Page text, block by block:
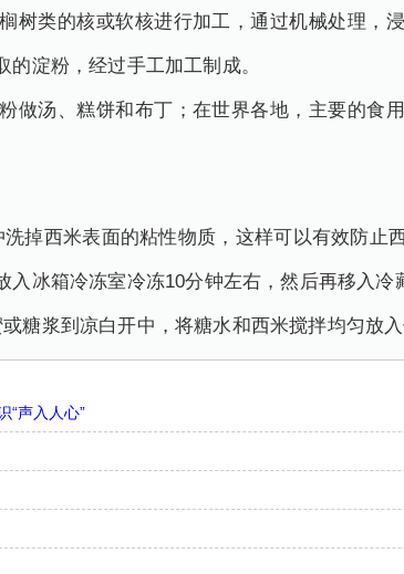
树类的核或软核进行加工，通过机械处理，
淀粉，经过手工加工制成。
做汤、糕饼和布丁；在世界各地，主要的食
掉西米表面的粘性物质，这样可以有效防止
冰箱冷冻室冷冻10分钟左右，然后再移入冷
糖浆到凉白开中，将糖水和西米搅拌均匀放入
“声入人心”